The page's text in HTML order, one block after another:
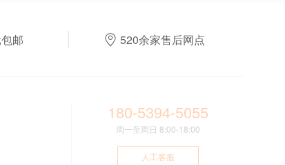
邮 520余家售后网点
180-5394-5055
周一至周日 8:00-18:00
人工客服